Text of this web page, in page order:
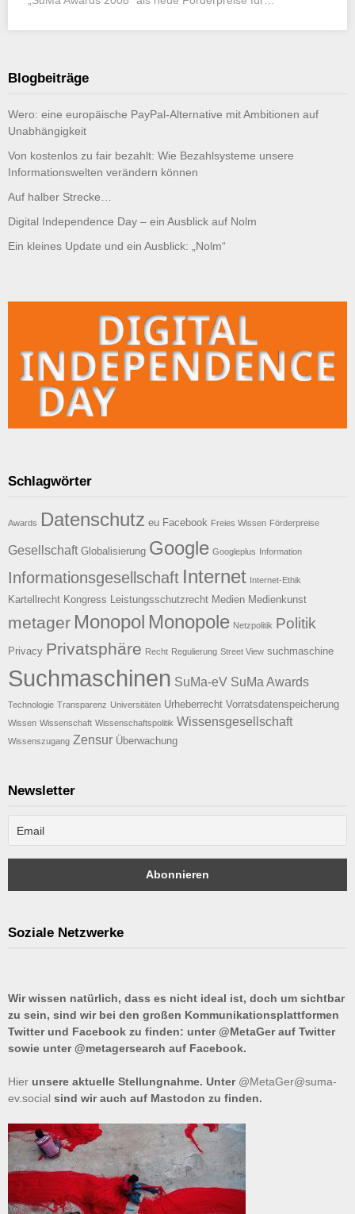
Blogbeiträge
Wero: eine europäische PayPal-Alternative mit Ambitionen auf
Unabhängigkeit
Von kostenlos zu fair bezahlt: Wie Bezahlsysteme unsere
Informationswelten verändern können
Auf halber Strecke…
Digital Independence Day – ein Ausblick auf Nolm
Ein kleines Update und ein Ausblick: „Nolm“
Schlagwörter
Awards Datenschutz eu Facebook Freies Wissen Förderpreise
Gesellschaft Globalisierung Google Googleplus Information
Informationsgesellschaft Internet Internet-Ethik
Kartellrecht Kongress Leistungsschutzrecht Medien Medienkunst
metager Monopol Monopole Netzpolitik Politik
Privacy Privatsphäre Recht Regulierung Street View suchmaschine
Suchmaschinen SuMa-eV SuMa Awards
Technologie Transparenz Universitäten Urheberrecht Vorratsdatenspeicherung
Wissen Wissenschaft Wissenschaftspolitik Wissensgesellschaft
Wissenszugang Zensur Überwachung
Newsletter
Soziale Netzwerke
Wir wissen natürlich, dass es nicht ideal ist, doch um sichtbar
zu sein, sind wir bei den großen Kommunikationsplattformen
Twitter und Facebook zu finden: unter @MetaGer auf Twitter
sowie unter @metagersearch auf Facebook.
Hier unsere aktuelle Stellungnahme. Unter @MetaGer@suma-
ev.social sind wir auch auf Mastodon zu finden.